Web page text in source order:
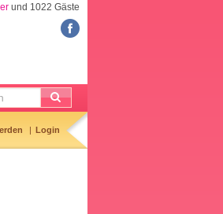
und 1022 Gäste
Login